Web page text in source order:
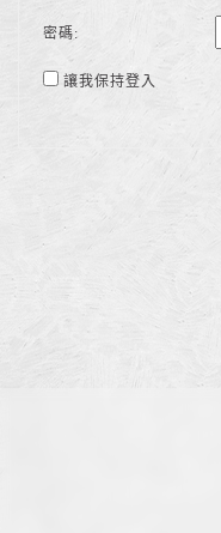
密碼:
讓我保持登入